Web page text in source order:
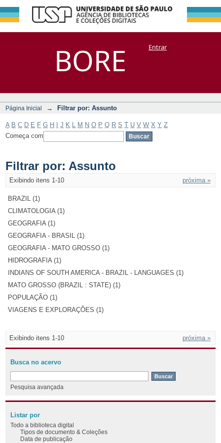
BORE
Filtrar por:
Assunto
DSpace/Manakin + CoriscoEntrar
Página Inicial → Filtrar por: Assunto
A B C D E F G H J K M N O P Q R S T U V W X Y Z
Começa com
Filtrar por: Assunto
Exibindo itens 1-10 próxima »
BRAZIL (1)
CLIMATOLOGIA (1)
GEOGRAFIA (1)
GEOGRAFIA - BRASIL (1)
GEOGRAFIA - MATO GROSSO (1)
HIDROGRAFIA (1)
INDIANS OF SOUTH AMERICA - BRAZIL - LANGUAGES (1)
MATO GROSSO (BRAZIL : STATE) (1)
POPULAÇÃO (1)
VIAGENS E EXPLORAÇÕES (1)
Exibindo itens 1-10 próxima »
Busca no acervo
Pesquisa avançada
Listar por
Todo a biblioteca digital
Tipos de documento & Coleções
Data de publicação